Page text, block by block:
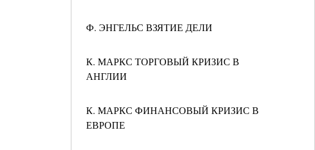
Ф. ЭНГЕЛЬС ВЗЯТИЕ ДЕЛИ
К. МАРКС ТОРГОВЫЙ КРИЗИС В
АНГЛИИ
К. МАРКС ФИНАНСОВЫЙ КРИЗИС В
ЕВРОПЕ